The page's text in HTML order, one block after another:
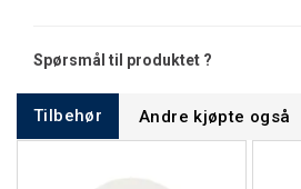
Spørsmål til produktet ?
Tilbehør Andre kjøpte også